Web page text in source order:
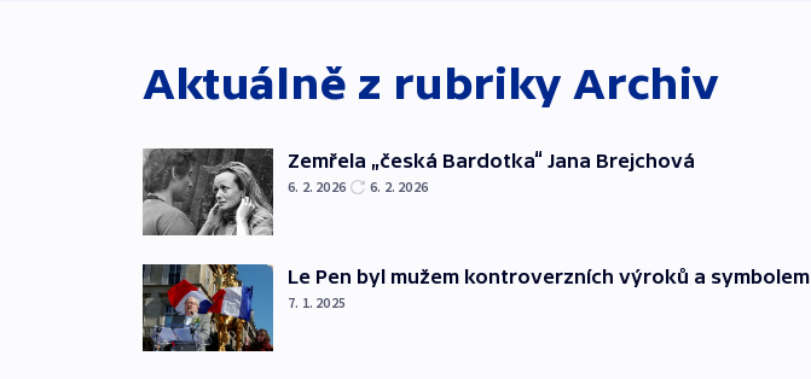
Aktuálně z rubriky Archiv
Zemřela „česká Bardotka“ Jana Brejchová
6. 2. 2026 6. 2. 2026
Le Pen byl mužem kontroverzních výroků a symbolem
7. 1. 2025